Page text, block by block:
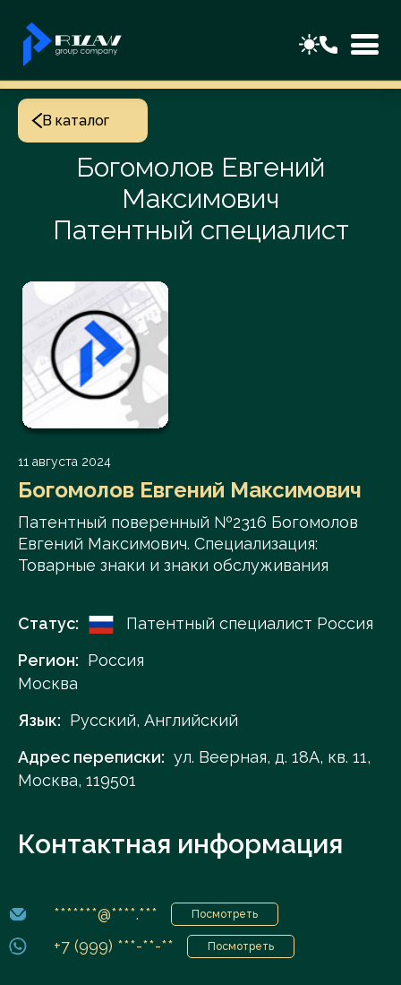
В каталог
Богомолов Евгений
Максимович
Патентный специалист
11 августа 2024
Богомолов Евгений Максимович
Патентный поверенный №2316 Богомолов
Евгений Максимович. Специализация:
Товарные знаки и знаки обслуживания
Статус:
Патентный специалист Россия
Регион: Россия
Москва
Язык: Русский, Английский
Адрес переписки: ул. Веерная, д. 18А, кв. 11,
Москва, 119501
Контактная информация
*******@****.*** Посмотреть
+7 (999) ***-**-** Посмотреть